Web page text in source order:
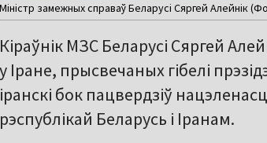
Міністр замежных справаў Беларусі Сяргей Алейнік
Кіраўнік МЗС Беларусі Сяргей
у Іране, прысвечаных гібелі
іранскі бок пацвердзіў
рэспублікай Беларусь і Іранам.